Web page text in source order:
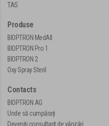
TAS
Produse
BIOPTRON MedAll
BIOPTRON Pro 1
BIOPTRON 2
Oxy Spray Steril
Contacts
BIOPTRON AG
Unde să cumpărați
Deveniți consultant de vânzări